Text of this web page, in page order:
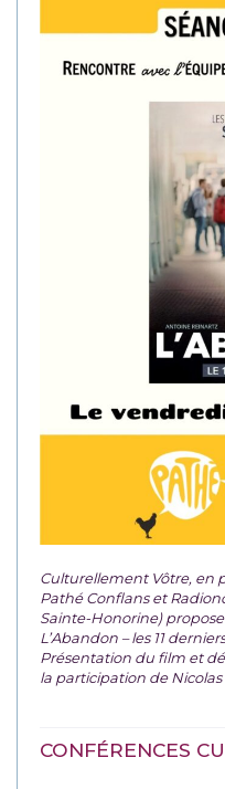
Culturellement Vôtre, en
Pathé Conflans et
Sainte-Honorine)
L’Abandon – les 11
Présentation du film et
la participation de Nicolas
CONFÉRENCES